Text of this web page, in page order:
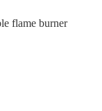
flame burner